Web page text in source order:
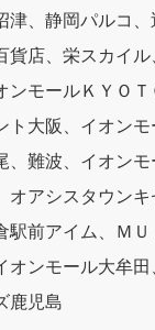
津、静岡パルコ、
貨店、栄スカイル
ンモールＫＹＯＴ
ト大阪、イオンモ
、難波、イオン
オアシスタウンキ
駅前アイム、Ｍ
オンモール大牟田
鹿児島